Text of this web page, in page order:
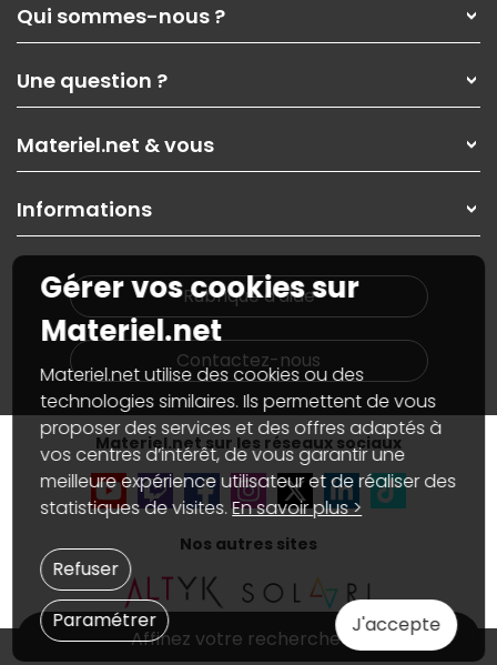
Affinez votre recherche
Qui sommes-nous ?
Nos services
Les magasins Materiel.net
Nos solutions pour les pros
Contactez-nous
Une question ?
Paiement, livraison
Garanties,Pack Zen
SAV, demander un retour
Informations
Materiel.net & vous
On rachète votre carte graphique
PC sur mesure : Votre RDV personnalisé
Notre démarche écologique
Materiel.net recrute
Notre programme d'affiliation
Partenariat & Sponsoring
Informations
Plan du site
Nos marques
Conditions générales de vente
Marketplace
Informations légales
Données personnelles etcookies
Gérer vos cookies
Accessibilité : non conforme
Rubrique d'aide
Contactez-nous
Materiel.net sur les réseaux sociaux
Nos autres sites
Gérer vos cookies sur
Materiel.net
Materiel.net utilise des cookies ou des
technologies similaires. Ils permettent de vous
proposer des services et des offres adaptés à
vos centres d’intérêt, de vous garantir une
meilleure expérience utilisateur et de réaliser des
statistiques de visites.En savoir plus >
J'accepte
Paramétrer
Refuser